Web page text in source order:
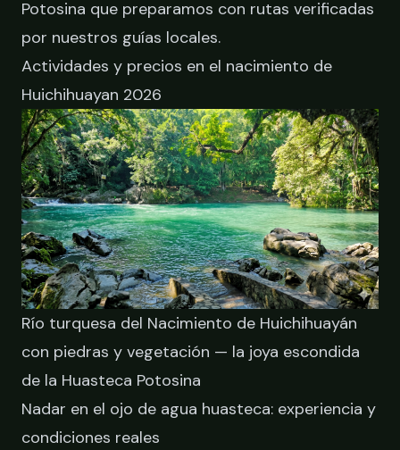
Potosina que preparamos con rutas verificadas
por nuestros guías locales.
Actividades y precios en el nacimiento de
Huichihuayan 2026
Río turquesa del Nacimiento de Huichihuayán
con piedras y vegetación — la joya escondida
de la Huasteca Potosina
Nadar en el ojo de agua huasteca: experiencia y
condiciones reales